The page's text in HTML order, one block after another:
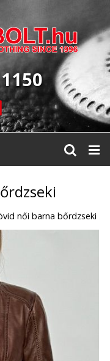
női barna bőrdzseki